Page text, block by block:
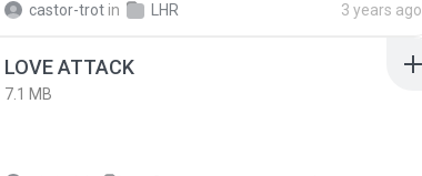
castor-trot in LHR 3 years ago
LOVE ATTACK
7.1 MB